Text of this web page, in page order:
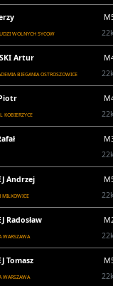
WOLNYCH SYCOW
Artur
BIEGANIA OSTROSZOWICE
KOBIERZYCE
Andrzej
MIŁKOWICE
Radosław
WARSZAWA
Tomasz
WARSZAWA